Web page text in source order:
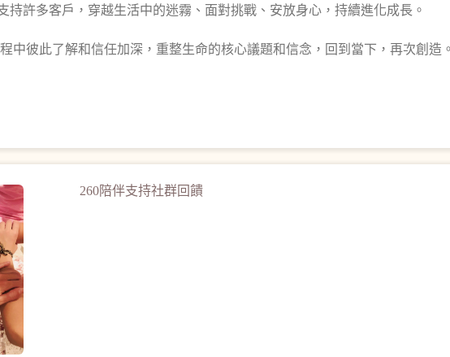
持許多客戶，穿越生活中的迷霧、面對挑戰、安放身心，持續進化成長。
中彼此了解和信任加深，重整生命的核心議題和信念，回到當下，再次創造
260陪伴支持社群回饋